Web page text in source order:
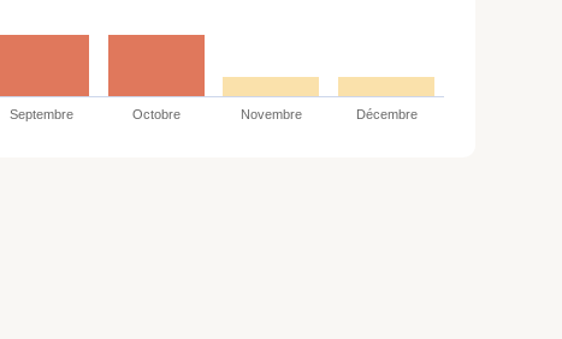
Septembre Octobre Novembre Décembre